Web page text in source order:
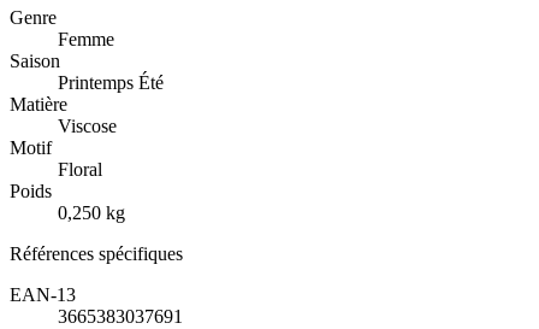
Genre
Femme
Saison
Printemps Été
Matière
Viscose
Motif
Floral
Poids
0,250 kg
Références spécifiques
EAN-13
3665383037691